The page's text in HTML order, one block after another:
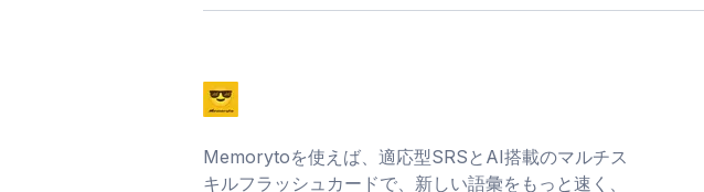
Memorytoを使えば、適応型SRSとAI搭載のマルチス
キルフラッシュカードで、新しい語彙をもっと速く、